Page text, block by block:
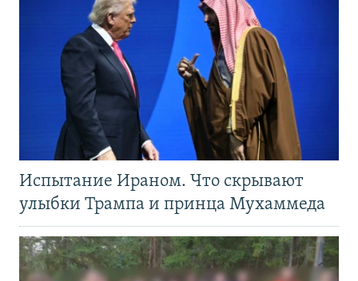
Испытание Ираном. Что скрывают
улыбки Трампа и принца Мухаммеда